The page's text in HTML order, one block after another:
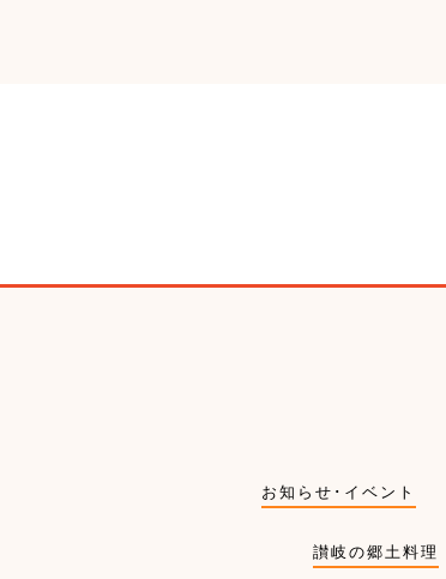
お知らせ･イベント
讃岐の郷土料理